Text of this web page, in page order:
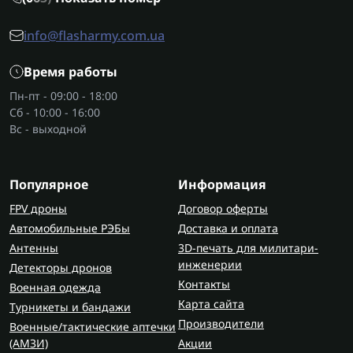
тепловой насос. Он сушит вещи мягче и
расходует меньше электроэнергии. В каталоге
FlashArmy часто выбирают именно такие модели.
Функционал сушильных машин
Обычная сушильная машина для белья имеет
несколько режимов для разных типов ткани. Это
позволяет сушить одежду без риска повредить
Чаще всего используют такие программы:
автоматическое определение уровня
программа для хлопка;
режим для синтетики;
деликатная сушка;
быстрая сушка для небольшого количества
вещей.
info@flasharmy.com.ua
Время работы
Пн-пт - 09:00 - 18:00
Сб - 10:00 - 16:00
Вс - выходной
Популярное
FPV дроны
Автомобильные РЭБы
Антенны
Детекторы дронов
Военная одежда
Турникеты и бандажи
Военные/тактические аптечки
(AMЗИ)
Информация
Договор оферты
Доставка и оплата
3D-печать для милитари-
инженерии
Контакты
Карта сайта
Производители
Акции